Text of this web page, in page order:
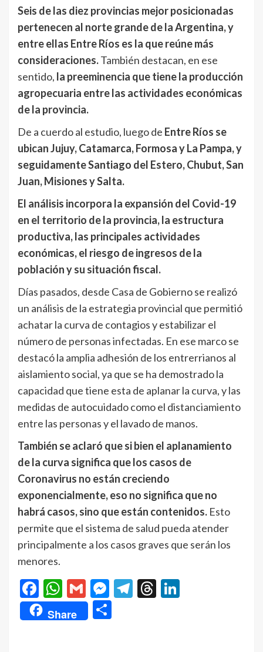
Seis de las diez provincias mejor posicionadas
pertenecen al norte grande de la Argentina, y
entre ellas Entre Ríos es la que reúne más
consideraciones.También destacan, en ese
sentido, la preeminencia que tiene la producción
agropecuaria entre las actividades económicas
de la provincia.
De a cuerdo al estudio, luego de Entre Ríos se
ubican Jujuy, Catamarca, Formosa y La Pampa, y
seguidamente Santiago del Estero, Chubut, San
Juan, Misiones y Salta.
El análisis incorpora la expansión del Covid-19
en el territorio de la provincia, la estructura
productiva, las principales actividades
económicas, el riesgo de ingresos de la
población y su situación fiscal.
Días pasados, desde Casa de Gobierno se realizó
un análisis de la estrategia provincial que permitió
achatar la curva de contagios y estabilizar el
número de personas infectadas. En ese marco se
destacó la amplia adhesión de los entrerrianos al
aislamiento social, ya que se ha demostrado la
capacidad que tiene esta de aplanar la curva, y las
medidas de autocuidado como el distanciamiento
entre las personas y el lavado de manos.
También se aclaró que si bien el aplanamiento
de la curva significa que los casos de
Coronavirus no están creciendo
exponencialmente, eso no significa que no
habrá casos, sino que están contenidos. Esto
permite que el sistema de salud pueda atender
principalmente a los casos graves que serán los
menores.
Facebook
WhatsApp
GmailMessenger
Telegram
Threads
Share